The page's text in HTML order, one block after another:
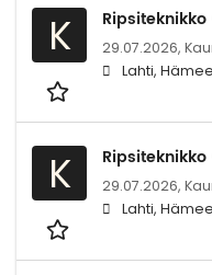
K 29.07.2026,
Lahti,
K 29.07.2026,
Lahti,